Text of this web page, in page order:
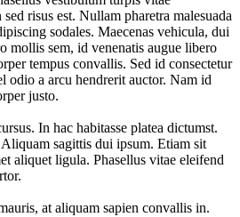
risus est. Nullam pharetra malesuada
sodales. Maecenas vehicula, dui
mollis sem, id venenatis augue libero
tempus convallis. Sed id consectetur
odio a arcu hendrerit auctor. Nam id
justo.
In hac habitasse platea dictumst.
sagittis dui ipsum. Etiam sit
aliquet ligula. Phasellus vitae eleifend
at aliquam sapien convallis in.